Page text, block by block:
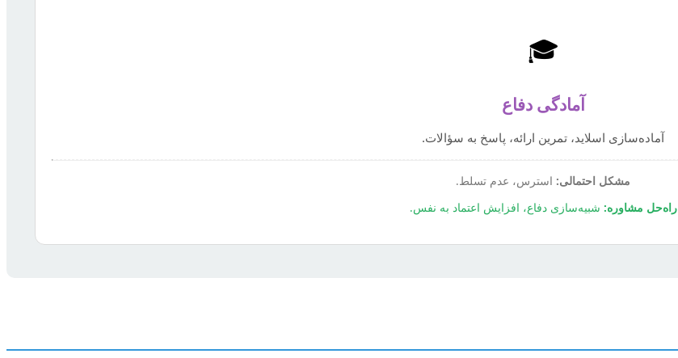
🎓
آمادگی دفاع
آماده‌سازی اسلاید، تمرین ارائه، پاسخ به سؤالات.
مشکل احتمالی: استرس، عدم تسلط.
راه‌حل مشاوره: شبیه‌سازی دفاع، افزایش اعتماد به نفس.